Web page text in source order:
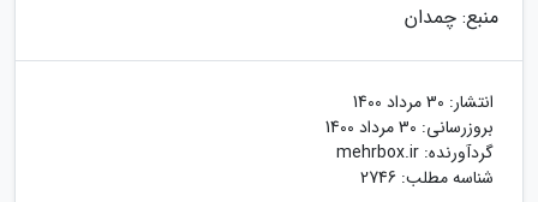
منبع: چمدان
انتشار: 30 مرداد 1400
بروزرسانی: 30 مرداد 1400
گردآورنده: mehrbox.ir
شناسه مطلب: 2746